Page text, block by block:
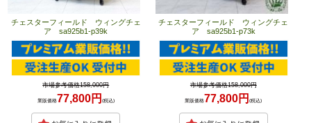
チェスターフィールド ウィングチェ
ア sa925b1-p39k
市場参考価格158,000円
業販価格77,800円 (税込)
チェスターフィールド ウィングチェ
ア sa925b1-p73k
市場参考価格158,000円
業販価格77,800円(税込)